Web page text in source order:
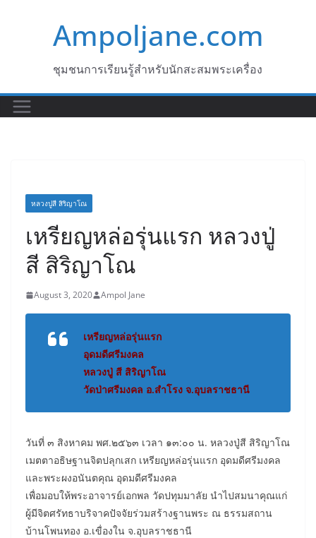
Ampoljane.com
ชุมชนการเรียนรู้สำหรับนักสะสมพระเครื่อง
หลวงปูสี สิริญาโณ
เหรียญหล่อรุ่นแรก หลวงปู่
สี สิริญาโณ
August 3, 2020 Ampol Jane
เหรียญหล่อรุ่นแรก
อุดมดีศรีมงคล
หลวงปู่ สี สิริญาโณ
วัดป่าศรีมงคล อ.สำโรง จ.อุบลราชธานี
วันที่ ๓ สิงหาคม พศ.๒๕๖๓ เวลา ๑๓:๐๐ น. หลวงปู่สี สิริญาโณ
เมตตาอธิษฐานจิตปลุกเสก เหรียญหล่อรุ่นแรก อุดมดีศรีมงคล
และพระผงอนันตคุณ อุดมดีศรีมงคล
เพื่อมอบให้พระอาจารย์เอกพล วัดปทุมมาลัย นำไปสมนาคุณแก่
ผู้มีจิตศรัทธาบริจาคปัจจัยร่วมสร้างฐานพระ ณ ธรรมสถาน
บ้านโพนทอง อ.เขื่องใน จ.อุบลราชธานี